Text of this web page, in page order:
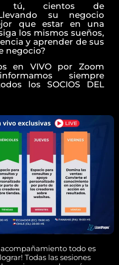
tú, cientos de
su negocio
que estar en una
los mismos sueños,
y aprender de sus
negocio?
en VIVO por Zoom
siempre
los SOCIOS DEL
todo es
Todas las sesiones